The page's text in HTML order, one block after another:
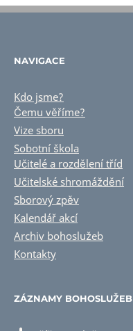
NAVIGACE
Kdo jsme?
Čemu věříme?
Vize sboru
Sobotní škola
Učitelé a rozdělení tříd
Učitelské shromáždění
Sborový zpěv
Kalendář akcí
Archiv bohoslužeb
Kontakty
ZÁZNAMY BOHOSLUŽEB